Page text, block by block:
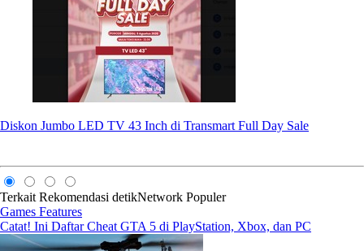
Diskon Jumbo LED TV 43 Inch di Transmart Full Day Sale
Terkait Rekomendasi detikNetwork Populer
Games Features
Catat! Ini Daftar Cheat GTA 5 di PlayStation, Xbox, dan PC